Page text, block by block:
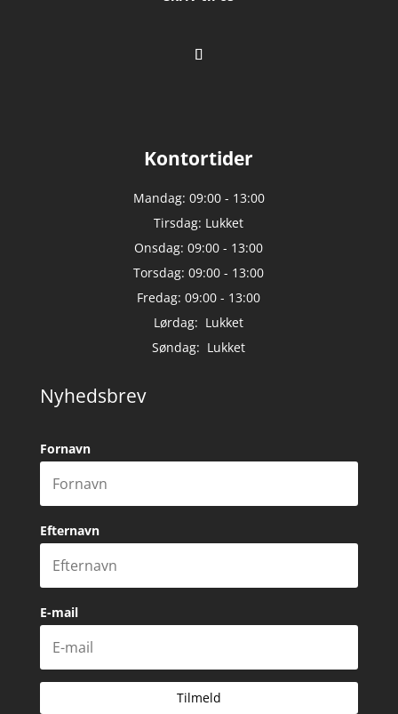
Kontortider
Mandag: 09:00 - 13:00
Tirsdag: Lukket
Onsdag: 09:00 - 13:00
Torsdag: 09:00 - 13:00
Fredag: 09:00 - 13:00
Lørdag: Lukket
Søndag: Lukket
Nyhedsbrev
Fornavn
Efternavn
E-mail
Tilmeld